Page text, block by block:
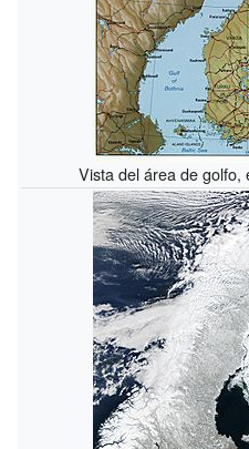
Vista del área de golfo,